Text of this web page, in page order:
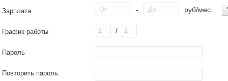
Зарплата - руб/мес.
График работы /
Пароль
Повторить пароль